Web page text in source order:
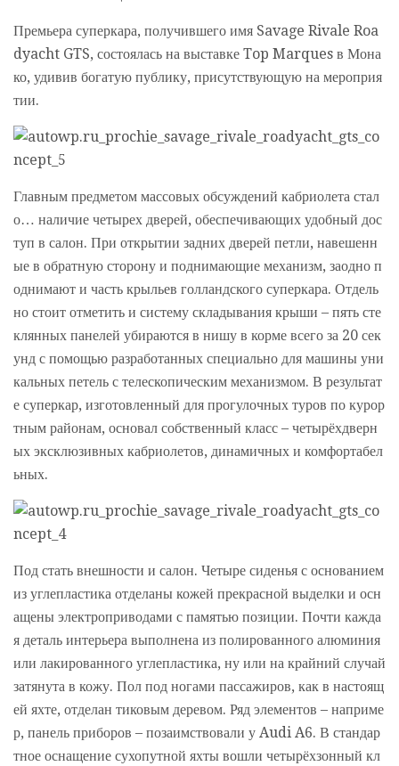
Премьера суперкара, получившего имя Savage Rivale Roa
dyacht GTS, состоялась на выставке Top Marques в Мона
ко, удивив богатую публику, присутствующую на мероприя
тии.
Главным предметом массовых обсуждений кабриолета стал
о… наличие четырех дверей, обеспечивающих удобный дос
туп в салон. При открытии задних дверей петли, навешенн
ые в обратную сторону и поднимающие механизм, заодно п
однимают и часть крыльев голландского суперкара. Отдель
но стоит отметить и систему складывания крыши – пять сте
клянных панелей убираются в нишу в корме всего за 20 сек
унд с помощью разработанных специально для машины уни
кальных петель с телескопическим механизмом. В результат
е суперкар, изготовленный для прогулочных туров по курор
тным районам, основал собственный класс – четырёхдверн
ых эксклюзивных кабриолетов, динамичных и комфортабел
ьных.
Под стать внешности и салон. Четыре сиденья с основанием
из углепластика отделаны кожей прекрасной выделки и осн
ащены электроприводами с памятью позиции. Почти кажда
я деталь интерьера выполнена из полированного алюминия
или лакированного углепластика, ну или на крайний случай
затянута в кожу. Пол под ногами пассажиров, как в настоящ
ей яхте, отделан тиковым деревом. Ряд элементов – наприме
р, панель приборов – позаимствовали у Audi A6. В стандар
тное оснащение сухопутной яхты вошли четырёхзонный кл